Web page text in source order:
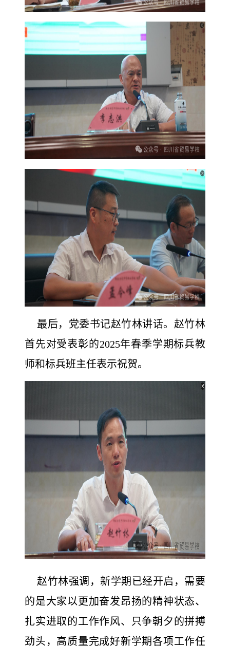
最后，党委书记赵竹林讲话。赵竹林
首先对受表彰的2025年春季学期标兵教
师和标兵班主任表示祝贺。
赵竹林强调，新学期已经开启，需要
的是大家以更加奋发昂扬的精神状态、
扎实进取的工作作风、只争朝夕的拼搏
劲头，高质量完成好新学期各项工作任